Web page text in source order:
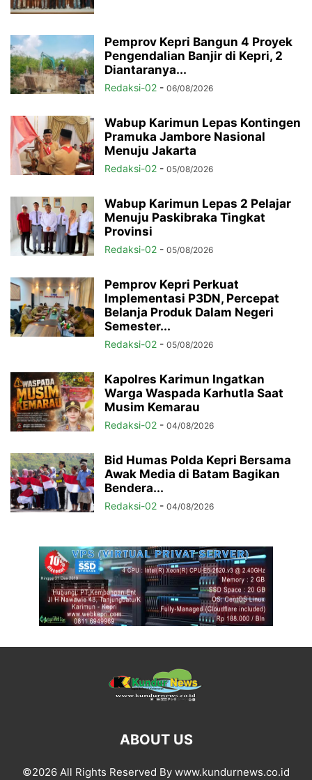
Pemprov Kepri Bangun 4 Proyek
Pengendalian Banjir di Kepri, 2
Diantaranya...
Redaksi-02 - 06/08/2026
Wabup Karimun Lepas Kontingen
Pramuka Jambore Nasional
Menuju Jakarta
Redaksi-02 - 05/08/2026
Wabup Karimun Lepas 2 Pelajar
Menuju Paskibraka Tingkat
Provinsi
Redaksi-02 - 05/08/2026
Pemprov Kepri Perkuat
Implementasi P3DN, Percepat
Belanja Produk Dalam Negeri
Semester...
Redaksi-02 - 05/08/2026
Kapolres Karimun Ingatkan
Warga Waspada Karhutla Saat
Musim Kemarau
Redaksi-02 - 04/08/2026
Bid Humas Polda Kepri Bersama
Awak Media di Batam Bagikan
Bendera...
Redaksi-02 - 04/08/2026
ABOUT US
©2026 All Rights Reserved By www.kundurnews.co.id